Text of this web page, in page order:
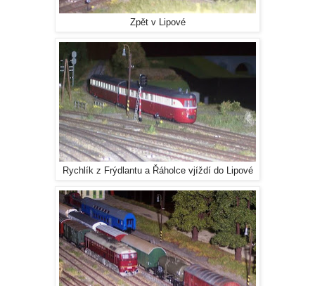
Zpět v Lipové
Rychlík z Frýdlantu a Řáholce vjíždí do Lipové